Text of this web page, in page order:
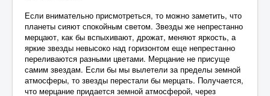
Если внимательно присмотреться, то можно заметить, что
планеты сияют спокойным светом. Звезды же непрестанно
мерцают, как бы вспыхивают, дрожат, меняют яркость, а
яркие звезды невысоко над горизонтом еще непрестанно
переливаются разными цветами. Мерцание не присуще
самим звездам. Если бы мы вылетели за пределы земной
атмосферы, то звезды перестали бы мерцать. Получается,
что мерцание придается земной атмосферой, через